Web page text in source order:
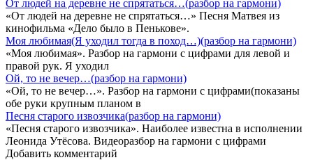
От людей на деревне не спрятаться…(разбор на гармони)
«От людей на деревне не спрятаться…» Песня Матвея из
кинофильма «Дело было в Пенькове».
Моя любимая(Я уходил тогда в поход…)(разбор на гармони)
«Моя любимая». Разбор на гармони с цифрами для левой и
правой рук. Я уходил
Ой, то не вечер…(разбор на гармони)
«Ой, то не вечер…». Разбор на гармони с цифрами(показаны
обе руки крупным планом в
Песня старого извозчика(разбор на гармони)
«Песня старого извозчика». Наиболее известна в исполнении
Леонида Утёсова. Видеоразбор на гармони с цифрами
Добавить комментарий